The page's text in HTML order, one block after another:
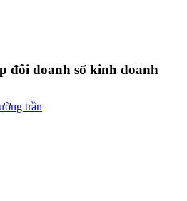
đôi doanh số kinh doanh
trần